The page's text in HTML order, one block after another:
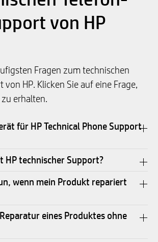
von HP
Fragen zum technischen
HP. Klicken Sie auf eine Frage,
erhalten.
für HP Technical Phone Support
HP technischer Support?
wenn mein Produkt repariert
eines Produktes ohne